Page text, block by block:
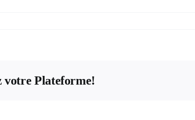
votre Plateforme!